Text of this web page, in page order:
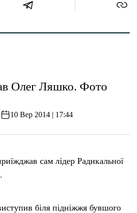
Олег Ляшко. Фото
10 Вер 2014 | 17:44
сам лідер Радикальної
біля підніжжя бувшого